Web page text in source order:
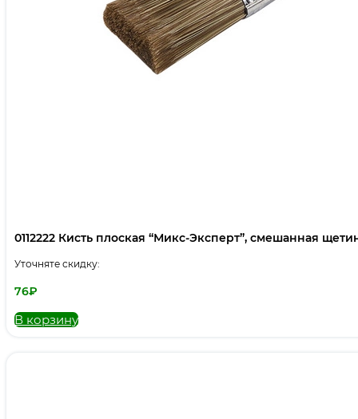
0112222 Кисть плоская “Микс-Эксперт”, смешанная
Уточняте скидку:
76₽
В корзину